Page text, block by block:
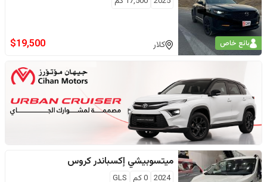
بائع خاص كلار $19,500
ميتسوبيشي إكسباندر كروس
2024
0كم GLS